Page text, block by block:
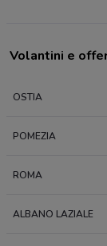
Volantini e
OSTIA
POMEZIA
ROMA
ALBANO LAZIALE